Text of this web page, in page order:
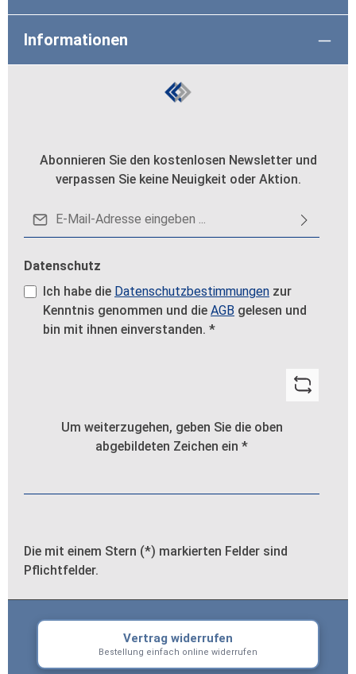
Informationen
Abonnieren Sie den kostenlosen Newsletter und
verpassen Sie keine Neuigkeit oder Aktion.
Datenschutz
Ich habe die Datenschutzbestimmungen zur
Kenntnis genommen und die AGB gelesen und
bin mit ihnen einverstanden. *
Um weiterzugehen, geben Sie die oben
abgebildeten Zeichen ein *
Die mit einem Stern (*) markierten Felder sind
Pflichtfelder.
Vertrag widerrufen
Bestellung einfach online widerrufen